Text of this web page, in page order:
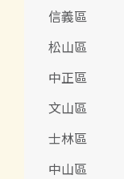
信義區
松山區
中正區
文山區
士林區
中山區